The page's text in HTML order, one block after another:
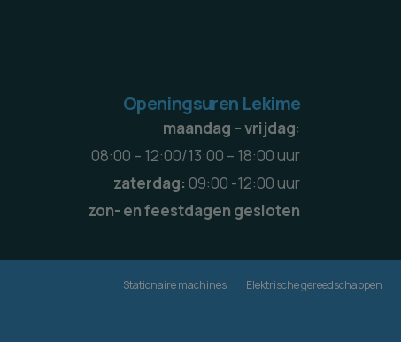
Openingsuren Lekime
maandag – vrijdag:
08:00 – 12:00/13:00 – 18:00 uur
zaterdag:09:00 -12:00 uur
zon- en feestdagen gesloten
Stationaire machines Elektrische gereedschappen